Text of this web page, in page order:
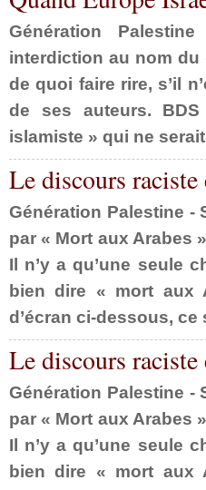
Génération
interdiction au nom du
de quoi faire rire, s’il
de ses auteurs.
islamiste » qui ne
Le discours
Génération Palestine -
par « Mort aux Arabes
Il n’y a qu’une seule
bien dire « mort aux
d’écran ci-dessous,
Le discours
Génération Palestine -
par « Mort aux Arabes
Il n’y a qu’une seule
bien dire « mort aux